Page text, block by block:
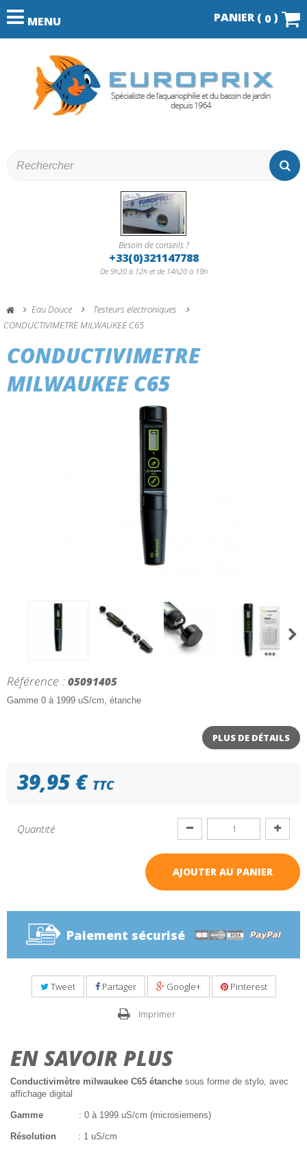
MENU PANIER ( 0 )
Besoin de conseils ?
+33(0)321147788
De 9h20 à 12h et de 14h20 à 19h
Eau Douce
Testeurs electroniques
CONDUCTIVIMETRE MILWAUKEE C65
CONDUCTIVIMETRE
MILWAUKEE C65
Référence : 05091405
Gamme 0 à 1999 uS/cm, étanche
PLUS DE DÉTAILS
39,95 € TTC
Quantité
AJOUTER AU PANIER
Paiement sécurisé
Tweet Partager Google+ Pinterest
Imprimer
EN SAVOIR PLUS
Conductivimètre milwaukee C65 étanche sous forme de stylo, avec
affichage digital
Gamme : 0 à 1999 uS/cm (microsiemens)
Résolution : 1 uS/cm